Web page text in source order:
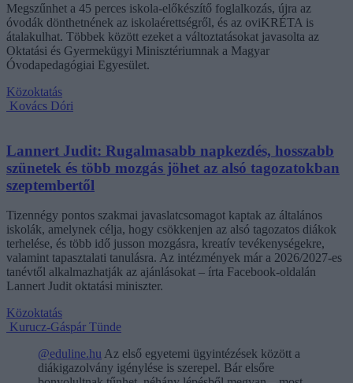
Megszűnhet a 45 perces iskola-előkészítő foglalkozás, újra az
óvodák dönthetnének az iskolaérettségről, és az oviKRÉTA is
átalakulhat. Többek között ezeket a változtatásokat javasolta az
Oktatási és Gyermekügyi Minisztériumnak a Magyar
Óvodapedagógiai Egyesület.
Közoktatás
Kovács Dóri
Lannert Judit: Rugalmasabb napkezdés, hosszabb
szünetek és több mozgás jöhet az alsó tagozatokban
szeptembertől
Tizennégy pontos szakmai javaslatcsomagot kaptak az általános
iskolák, amelynek célja, hogy csökkenjen az alsó tagozatos diákok
terhelése, és több idő jusson mozgásra, kreatív tevékenységekre,
valamint tapasztalati tanulásra. Az intézmények már a 2026/2027-es
tanévtől alkalmazhatják az ajánlásokat – írta Facebook-oldalán
Lannert Judit oktatási miniszter.
Közoktatás
Kurucz-Gáspár Tünde
@eduline.hu Az első egyetemi ügyintézések között a
diákigazolvány igénylése is szerepel. Bár elsőre